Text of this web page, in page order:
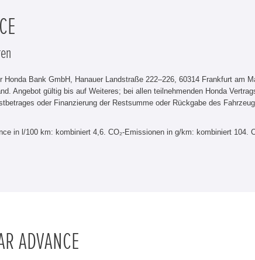
Bank GmbH, Hanauer Landstraße 222–226, 60314 Frankfurt am
Angebot gültig bis auf Weiteres; bei allen teilnehmenden Honda
oder Finanzierung der Restsumme oder Rückgabe des
in l/100 km: kombiniert 4,6. CO₂-Emissionen in g/km: kombiniert 104.
ADVANCE